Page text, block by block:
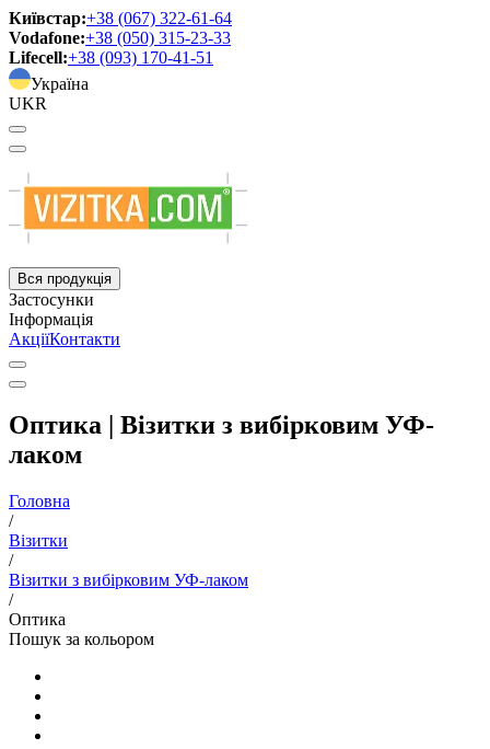
Київстар:+38 (067) 322-61-64
Vodafone:+38 (050) 315-23-33
Lifecell:+38 (093) 170-41-51
Україна
UKR
Вся продукція
Застосунки
Інформація
АкціїКонтакти
Оптика | Візитки з вибірковим УФ-
лаком
Головна
/
Візитки
/
Візитки з вибірковим УФ-лаком
/
Оптика
Пошук за кольором